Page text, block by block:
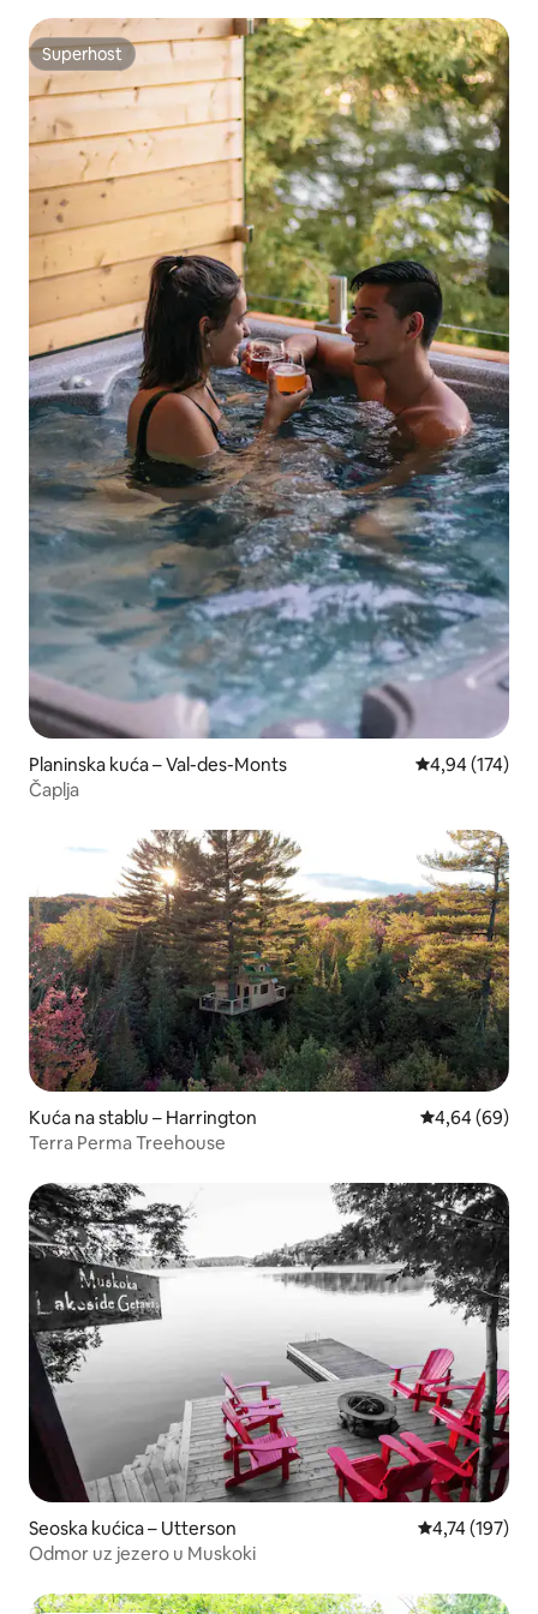
Superhost
Superhost
Planinska kuća – Val-des-Monts Prosječna
4,94 (174)
Čaplja
Kuća na stablu – Harrington Prosječna
4,64 (69)
Terra Perma Treehouse
Seoska kućica – Utterson Prosječna
4,74 (197)
Odmor uz jezero u Muskoki